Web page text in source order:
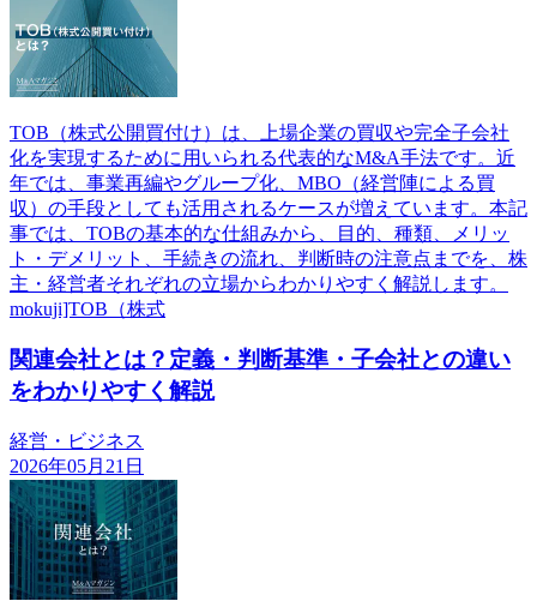
TOB（株式公開買付け）は、上場企業の買収や完全子会社
化を実現するために用いられる代表的なM&A手法です。近
年では、事業再編やグループ化、MBO（経営陣による買
収）の手段としても活用されるケースが増えています。本記
事では、TOBの基本的な仕組みから、目的、種類、メリッ
ト・デメリット、手続きの流れ、判断時の注意点までを、株
主・経営者それぞれの立場からわかりやすく解説します。
mokuji]TOB（株式
関連会社とは？定義・判断基準・子会社との違い
をわかりやすく解説
経営・ビジネス
2026年05月21日